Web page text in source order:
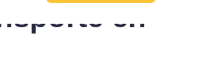
en